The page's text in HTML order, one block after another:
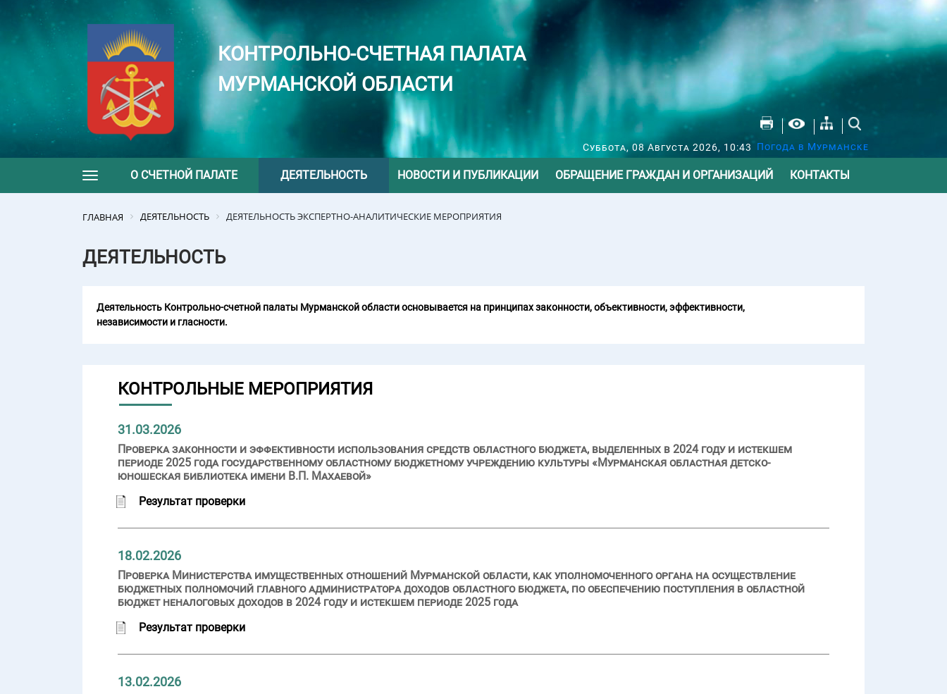
КОНТРОЛЬНО-СЧЕТНАЯ ПАЛАТА
МУРМАНСКОЙ ОБЛАСТИ
Суббота, 08 Августа 2026, 10:43 Погода в Мурманске
Toggle navigation
О СЧЕТНОЙ ПАЛАТЕ ДЕЯТЕЛЬНОСТЬ НОВОСТИ И ПУБЛИКАЦИИ ОБРАЩЕНИЕ ГРАЖДАН И ОРГАНИЗАЦИЙ КОНТАКТЫ
ГЛАВНАЯ ДЕЯТЕЛЬНОСТЬ ДЕЯТЕЛЬНОСТЬ ЭКСПЕРТНО-АНАЛИТИЧЕСКИЕ МЕРОПРИЯТИЯ
ДЕЯТЕЛЬНОСТЬ
Деятельность Контрольно-счетной палаты Мурманской области основывается на принципах законности, объективности, эффективности,
независимости и гласности.
КОНТРОЛЬНЫЕ МЕРОПРИЯТИЯ
31.03.2026
Проверка законности и эффективности использования средств областного бюджета, выделенных в 2024 году и истекшем
периоде 2025 года государственному областному бюджетному учреждению культуры «Мурманская областная детско-
юношеская библиотека имени В.П. Махаевой»
Результат проверки
18.02.2026
Проверка Министерства имущественных отношений Мурманской области, как уполномоченного органа на осуществление
бюджетных полномочий главного администратора доходов областного бюджета, по обеспечению поступления в областной
бюджет неналоговых доходов в 2024 году и истекшем периоде 2025 года
Результат проверки
13.02.2026